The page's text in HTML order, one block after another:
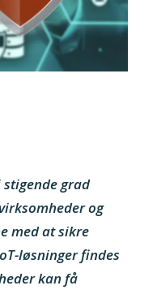
grad
og
med at sikre
løsninger findes
kan få